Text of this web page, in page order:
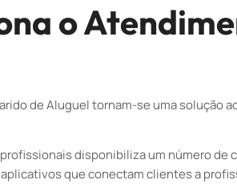
o
de Aluguel tornam-se uma solução
disponibiliza um número de
aplicativos que conectam clientes a